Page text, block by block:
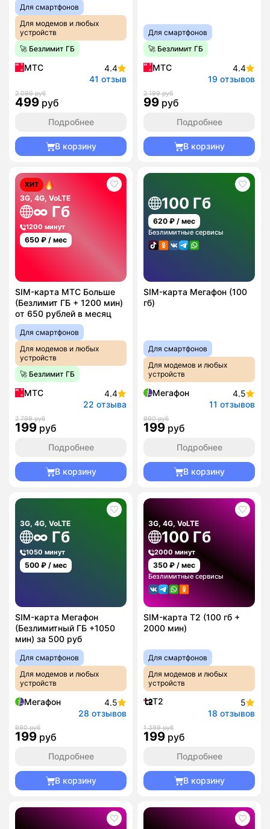
Для смартфонов
Для модемов и любых
устройств
🚀 Безлимит ГБ
МТС
4.4
41 отзыв
2 099 руб
499 руб
Подробнее
В корзину
Для смартфонов
🚀 Безлимит ГБ
МТС
4.4
19 отзывов
2 199 руб
99 руб
Подробнее
В корзину
ХИТ
3G, 4G, VoLTE
∞ Гб
1200 минут
650 ₽ / мес
SIM-карта МТС Больше
(Безлимит ГБ + 1200 мин)
от 650 рублей в месяц
Для смартфонов
Для модемов и любых
устройств
🚀 Безлимит ГБ
МТС
4.4
22 отзыва
2 799 руб
199 руб
Подробнее
В корзину
100 Гб
620 ₽ / мес
Безлимитные сервисы
SIM-карта Мегафон (100
гб)
Для смартфонов
Для модемов и любых
устройств
Мегафон
4.5
11 отзывов
990 руб
199 руб
Подробнее
В корзину
3G, 4G, VoLTE
∞ Гб
1050 минут
500 ₽ / мес
SIM-карта Мегафон
(Безлимитный ГБ +1050
мин) за 500 руб
Для смартфонов
Для модемов и любых
устройств
Мегафон
4.5
28 отзывов
990 руб
199 руб
Подробнее
В корзину
3G, 4G, VoLTE
100 Гб
2000 минут
350 ₽ / мес
Безлимитные сервисы
SIM-карта T2 (100 гб +
2000 мин)
Для смартфонов
Для модемов и любых
устройств
T2
5
18 отзывов
1 399 руб
199 руб
Подробнее
В корзину